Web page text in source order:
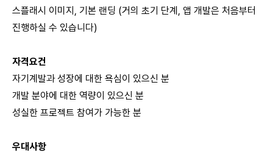
스플래시 이미지, 기본 랜딩 (거의 초기 단계, 앱 개발은 처음부터
진행하실 수 있습니다)
자격요건
자기계발과 성장에 대한 욕심이 있으신 분
개발 분야에 대한 역량이 있으신 분
성실한 프로젝트 참여가 가능한 분
우대사항